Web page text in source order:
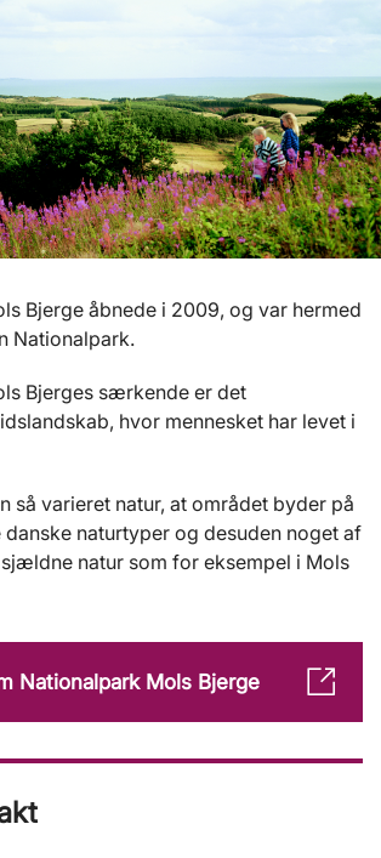
Bjerge åbnede i 2009, og var hermed
Nationalpark.
Bjerges særkende er det
hvor mennesket har levet i
så varieret natur, at området byder på
naturtyper og desuden noget af
natur som for eksempel i Mols
Nationalpark Mols Bjerge